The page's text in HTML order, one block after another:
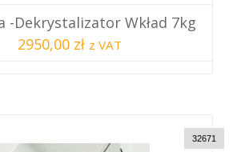
-dekrystalizator Wkład 7kg
2950,00 zł z VAT
32671